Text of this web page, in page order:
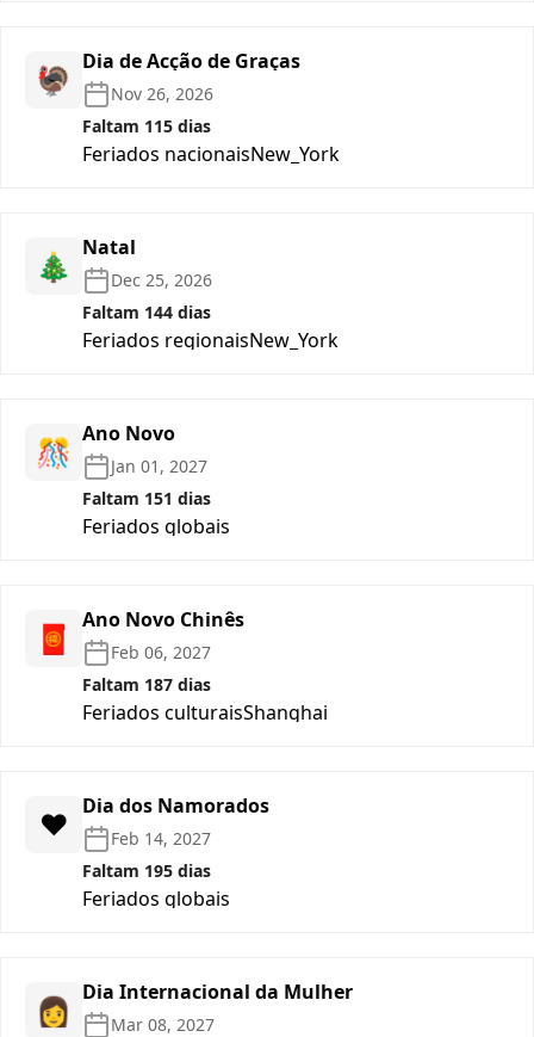
🦃 Dia de Acção de Graças
Nov 26, 2026
Faltam 115 dias
Feriados nacionaisNew_York
🎄 Natal
Dec 25, 2026
Faltam 144 dias
Feriados regionaisNew_York
🎊 Ano Novo
Jan 01, 2027
Faltam 151 dias
Feriados globais
🧧 Ano Novo Chinês
Feb 06, 2027
Faltam 187 dias
Feriados culturaisShanghai
❤️ Dia dos Namorados
Feb 14, 2027
Faltam 195 dias
Feriados globais
👩 Dia Internacional da Mulher
Mar 08, 2027